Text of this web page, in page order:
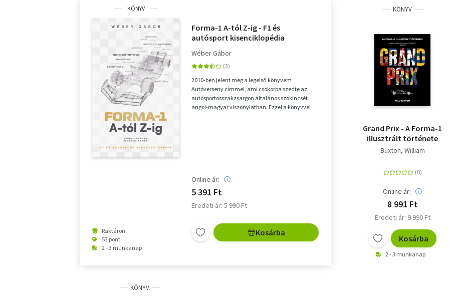
KÖNYV
Raktáron
53 pont
2 - 3 munkanap
Forma-1 A-tól Z-ig - F1 és
autósport kisenciklopédia
Wéber Gábor
2010-ben jelent meg a legelső könyvem
Autóverseny címmel, ami csokorba szedte az
autósportosszakzsargon általános szókincsét
angol-magyar viszonylatban. Ezzel a könyvvel
Online ár:
5 391 Ft
Eredeti ár: 5 990 Ft
Kosárba
KÖNYV
Grand Prix - A Forma-1
illusztrált története
Buxton, William
Online ár:
8 991 Ft
Eredeti ár: 9 990 Ft
Kosárba
2 - 3 munkanap
KÖNYV